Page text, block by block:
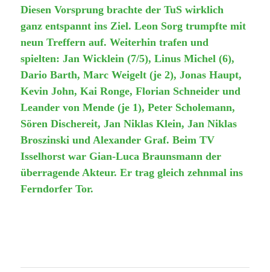
Diesen Vorsprung brachte der TuS wirklich
ganz entspannt ins Ziel. Leon Sorg trumpfte mit
neun Treffern auf. Weiterhin trafen und
spielten: Jan Wicklein (7/5), Linus Michel (6),
Dario Barth, Marc Weigelt (je 2), Jonas Haupt,
Kevin John, Kai Ronge, Florian Schneider und
Leander von Mende (je 1), Peter Scholemann,
Sören Dischereit, Jan Niklas Klein, Jan Niklas
Broszinski und Alexander Graf. Beim TV
Isselhorst war Gian-Luca Braunsmann der
überragende Akteur. Er trag gleich zehnmal ins
Ferndorfer Tor.